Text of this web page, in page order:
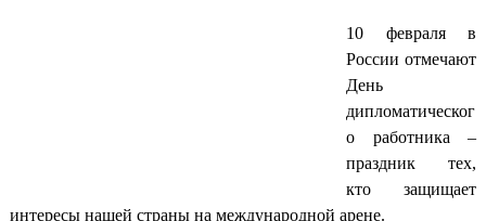
10 февраля в
России отмечают
День
дипломатическог
о работника –
праздник тех,
кто защищает
интересы нашей страны на международной арене.